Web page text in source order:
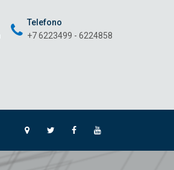
Telefono
+7 6223499 - 6224858